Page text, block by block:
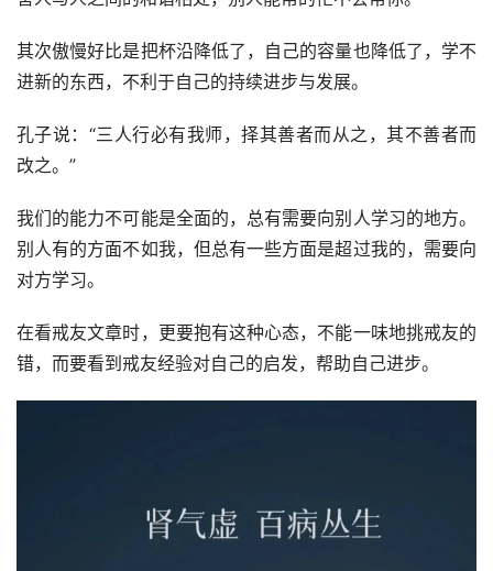
其次傲慢好比是把杯沿降低了，自己的容量也降低了，学不
进新的东西，不利于自己的持续进步与发展。
孔子说：“三人行必有我师，择其善者而从之，其不善者而
改之。”
我们的能力不可能是全面的，总有需要向别人学习的地方。
别人有的方面不如我，但总有一些方面是超过我的，需要向
对方学习。
在看戒友文章时，更要抱有这种心态，不能一味地挑戒友的
错，而要看到戒友经验对自己的启发，帮助自己进步。